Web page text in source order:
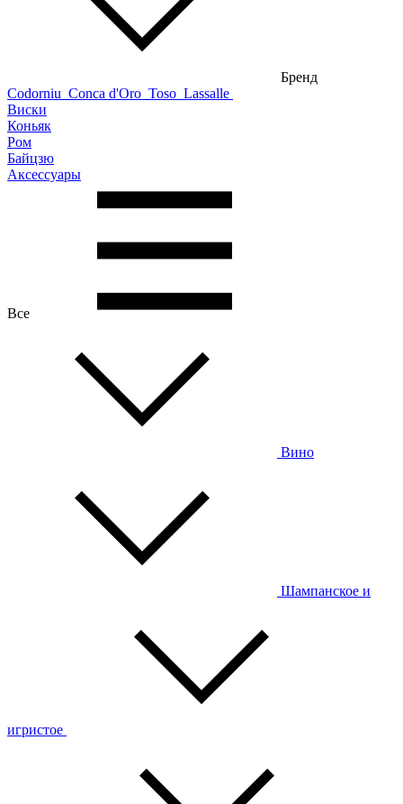
Бренд
Codorniu Conca d'Oro Toso Lassalle
Виски
Коньяк
Ром
Байцзю
Аксессуары
Все
Вино
Шампанское и
игристое